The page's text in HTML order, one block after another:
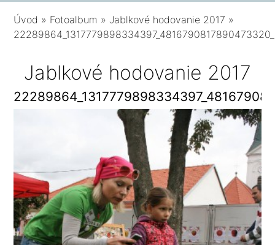
Úvod » Fotoalbum » Jablkové hodovanie 2017 »
Jablkové hodovanie 2017